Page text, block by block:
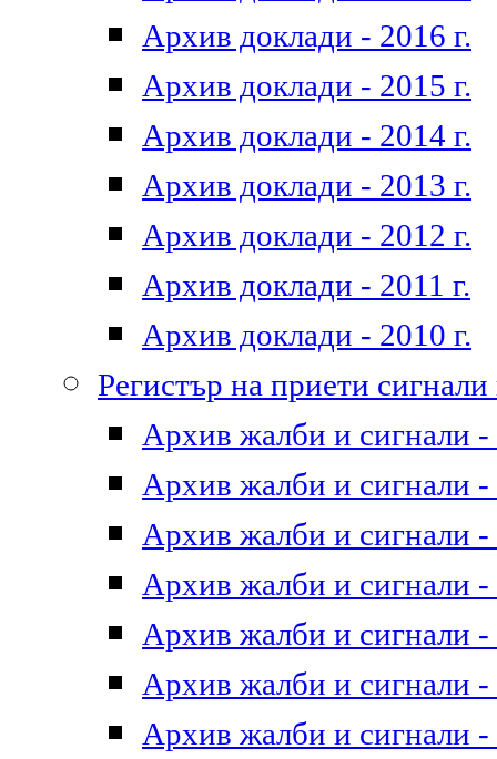
Архив доклади - 2016 г.
Архив доклади - 2015 г.
Архив доклади - 2014 г.
Архив доклади - 2013 г.
Архив доклади - 2012 г.
Архив доклади - 2011 г.
Архив доклади - 2010 г.
Регистър на приети
Архив жалби и сигнали -
Архив жалби и сигнали -
Архив жалби и сигнали -
Архив жалби и сигнали -
Архив жалби и сигнали -
Архив жалби и сигнали -
Архив жалби и сигнали -